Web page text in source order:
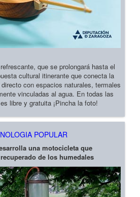
que se prolongará hasta el
cultural itinerante que conecta la
con espacios naturales, termales
vinculadas al agua. En todas las
libre y gratuita ¡Pincha la foto!
POPULAR
una motocicleta que
de los humedales